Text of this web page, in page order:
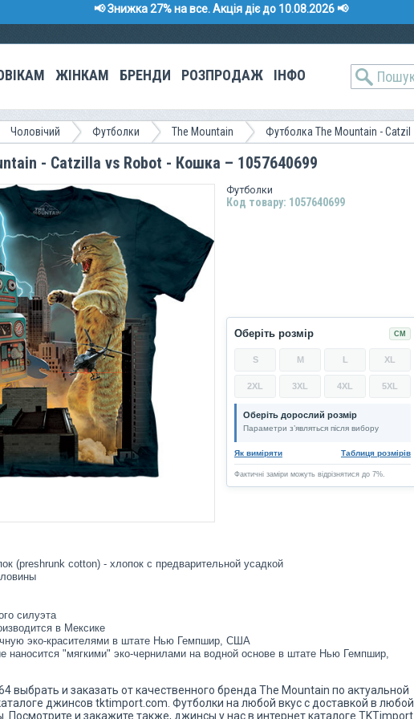
📢 Знижка 27% на все. Акція діє до 10.08.2026 📢
ЖІНКАМ БРЕНДИ РОЗПРОДАЖ ІНФО
Чоловічий Футболки The Mountain Футболка The Mountain - Catzil
- Catzilla vs Robot - Кошка – 1057640699
Футболки
Код товару: 1057640699
Оберіть розмір СМ
S M L XL
2XL 3XL 4XL 5XL
Оберіть дорослий розмір
Параметри з’являться після вибору
Як виміряти Таблиця розмірів
Фактичні заміри можуть відрізнятися до 7%.
(preshrunk cotton) - хлопок с предварительной усадкой
силуэта
в Мексике
эко-красителями в штате Нью Гемпшир, США
наносится "мягкими" эко-чернилами на водной основе в штате Нью Гемпшир,
выбрать и заказать от качественного бренда The Mountain по актуальной
джинсов tktimport.com. Футболки на любой вкус с доставкой в любой
Посмотрите и закажите также, джинсы у нас в интернет каталоге TKTimport.